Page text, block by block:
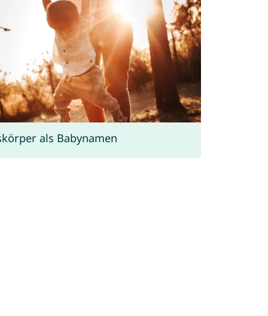
als Babynamen